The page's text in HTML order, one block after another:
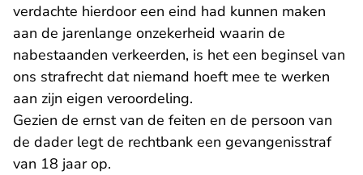
verdachte hierdoor een eind had kunnen maken
aan de jarenlange onzekerheid waarin de
nabestaanden verkeerden, is het een beginsel van
ons strafrecht dat niemand hoeft mee te werken
aan zijn eigen veroordeling.
Gezien de ernst van de feiten en de persoon van
de dader legt de rechtbank een gevangenisstraf
van 18 jaar op.